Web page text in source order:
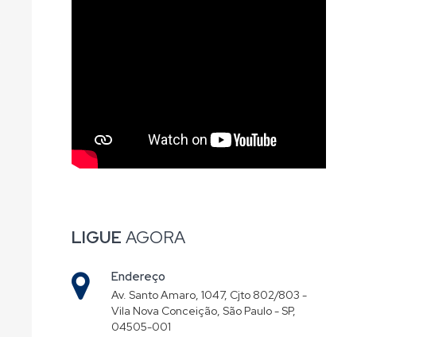
LIGUE AGORA
Endereço
Av. Santo Amaro, 1047, Cjto 802/803 -
Vila Nova Conceição, São Paulo - SP,
04505-001